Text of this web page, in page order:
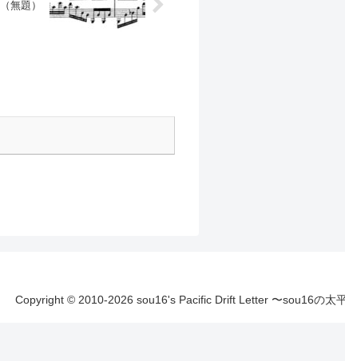
（無題）
Copyright © 2010-2026 sou16's Pacific Drift Letter 〜sou16の太